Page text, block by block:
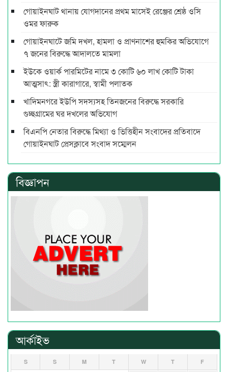
গোয়াইনঘাট থানায় যোগদানের প্রথম মাসেই রেঞ্জের শ্রেষ্ঠ ওসি
ওমর ফারুক
গোয়াইনঘাটে জমি দখল, হামলা ও প্রাণনাশের হুমকির অভিযোগে
৭ জনের বিরুদ্ধে আদালতে মামলা
ইউকে ওয়ার্ক পারমিটের নামে ৩ কোটি ৬০ লাখ কোটি টাকা
আত্মসাৎ: স্ত্রী কারাগারে, স্বামী পলাতক
খাদিমনগরে ইউপি সদস্যসহ তিনজনের বিরুদ্ধে সরকারি
গুচ্ছগ্রামের ঘর দখলের অভিযোগ
বিএনপি নেতার বিরুদ্ধে মিথ্যা ও ভিত্তিহীন সংবাদের প্রতিবাদে
গোয়াইনঘাট প্রেসক্লাবে সংবাদ সম্মেলন
বিজ্ঞাপন
আর্কাইভ
S S M T W T F